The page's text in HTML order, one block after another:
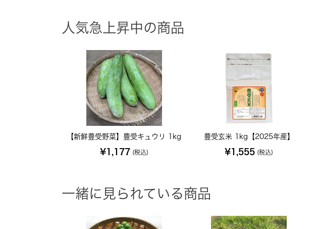
人気急上昇中の商品
【新鮮豊受野菜】豊受キュウリ 1kg
¥1,177 (税込)
豊受玄米 1kg【2025年産】
¥1,555 (税込)
一緒に見られている商品